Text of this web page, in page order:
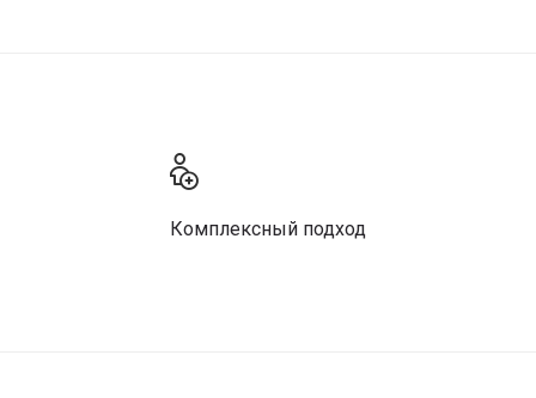
Комплексный подход